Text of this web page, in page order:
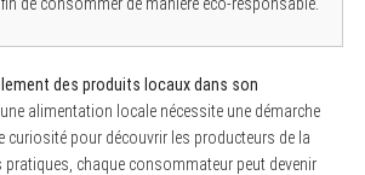
des produits locaux dans son
une alimentation locale nécessite une démarche
curiosité pour découvrir les producteurs de la
pratiques, chaque consommateur peut devenir